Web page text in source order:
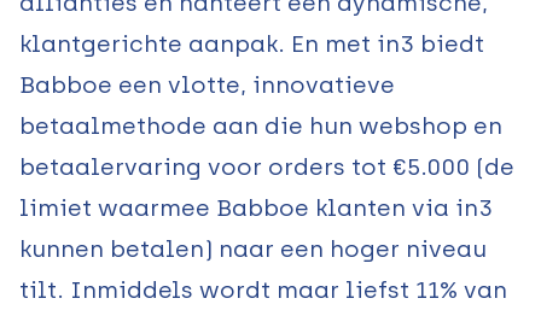
klantgerichte aanpak. En met in3 biedt
Babboe een vlotte, innovatieve
betaalmethode aan die hun webshop en
betaalervaring voor orders tot €5.000 (de
limiet waarmee Babboe klanten via in3
kunnen betalen) naar een hoger niveau
tilt. Inmiddels wordt maar liefst 11% van